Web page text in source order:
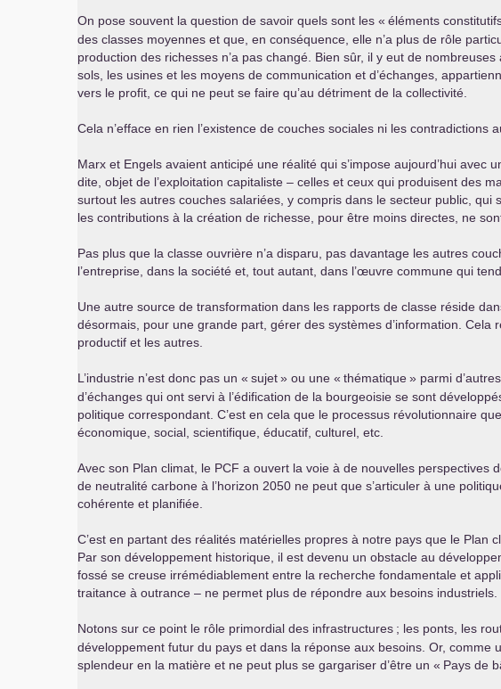
On pose souvent la question de savoir quels sont les « éléments
des classes moyennes et que, en conséquence, elle n’a plus de rôle
production des richesses n’a pas changé. Bien sûr, il y eut de
sols, les usines et les moyens de communication et d’échanges,
vers le profit, ce qui ne peut se faire qu’au détriment de la collectivité.
Cela n’efface en rien l’existence de couches sociales ni les contradictions
Marx et Engels avaient anticipé une réalité qui s’impose aujourd’hui
dite, objet de l’exploitation capitaliste – celles et ceux qui produisent des
surtout les autres couches salariées, y compris dans le secteur public,
les contributions à la création de richesse, pour être moins directes, ne
Pas plus que la classe ouvrière n’a disparu, pas davantage les autres
l’entreprise, dans la société et, tout autant, dans l’œuvre commune qui
Une autre source de transformation dans les rapports de classe réside
désormais, pour une grande part, gérer des systèmes d’information.
productif et les autres.
L’industrie n’est donc pas un « sujet» ou une « thématique» parmi
d’échanges qui ont servi à l’édification de la bourgeoisie se sont
politique correspondant. C’est en cela que le processus révolutionnaire
économique, social, scientifique, éducatif, culturel, etc.
Avec son Plan climat, le PCF a ouvert la voie à de nouvelles perspectives
de neutralité carbone à l’horizon 2050 ne peut que s’articuler à une
cohérente et planifiée.
C’est en partant des réalités matérielles propres à notre pays que le Plan
Par son développement historique, il est devenu un obstacle au
fossé se creuse irrémédiablement entre la recherche fondamentale et
traitance à outrance – ne permet plus de répondre aux besoins industriels.
Notons sur ce point le rôle primordial des infrastructures ; les ponts, les
développement futur du pays et dans la réponse aux besoins. Or,
splendeur en la matière et ne peut plus se gargariser d’être un « Pays de